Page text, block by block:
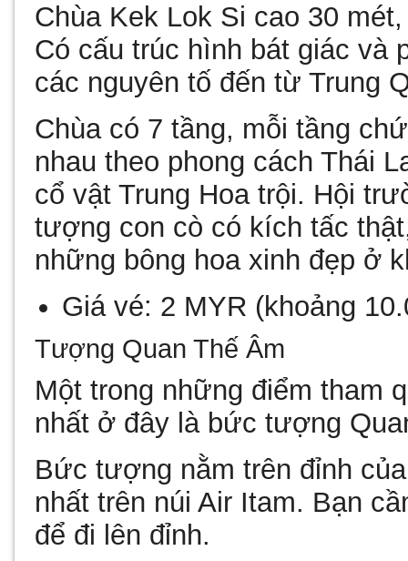
Chùa Kek Lok Si cao 30
Có cấu trúc hình bát giác và
các nguyên tố đến từ Trung
Chùa có 7 tầng, mỗi tầng
nhau theo phong cách Thái
cổ vật Trung Hoa trội. Hội
tượng con cò có kích tấc
những bông hoa xinh đẹp ở
Giá vé: 2 MYR (khoảng
Tượng Quan Thế Âm
Một trong những điểm tham
nhất ở đây là bức tượng
Bức tượng nằm trên đỉnh
nhất trên núi Air Itam. Bạn
để đi lên đỉnh.